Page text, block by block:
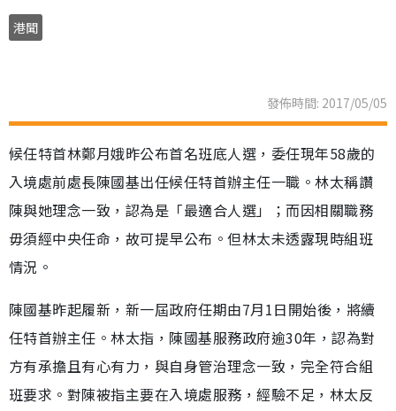
港聞
發佈時間: 2017/05/05
候任特首林鄭月娥昨公布首名班底人選，委任現年58歲的
入境處前處長陳國基出任候任特首辦主任一職。林太稱讚
陳與她理念一致，認為是「最適合人選」；而因相關職務
毋須經中央任命，故可提早公布。但林太未透露現時組班
情況。
陳國基昨起履新，新一屆政府任期由7月1日開始後，將續
任特首辦主任。林太指，陳國基服務政府逾30年，認為對
方有承擔且有心有力，與自身管治理念一致，完全符合組
班要求。對陳被指主要在入境處服務，經驗不足，林太反